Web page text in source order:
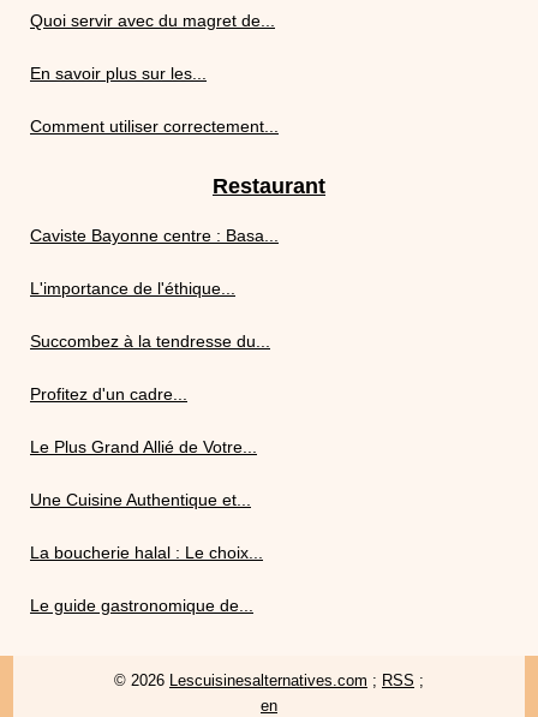
Quoi servir avec du magret de...
En savoir plus sur les...
Comment utiliser correctement...
Restaurant
Caviste Bayonne centre : Basa...
L'importance de l'éthique...
Succombez à la tendresse du...
Profitez d'un cadre...
Le Plus Grand Allié de Votre...
Une Cuisine Authentique et...
La boucherie halal : Le choix...
Le guide gastronomique de...
© 2026 Lescuisinesalternatives.com ; RSS ;
en